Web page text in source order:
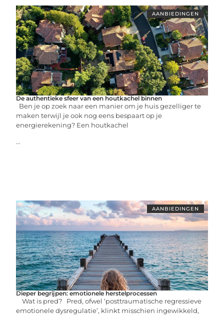
AANBIEDINGEN
De authentieke sfeer van een houtkachel binnen
Ben je op zoek naar een manier om je huis gezelliger te
maken terwijl je ook nog eens bespaart op je
energierekening? Een houtkachel
...
AANBIEDINGEN
Dieper begrijpen: emotionele herstelprocessen
Wat is pred? Pred, ofwel ‘posttraumatische regressieve
emotionele dysregulatie’, klinkt misschien ingewikkeld,